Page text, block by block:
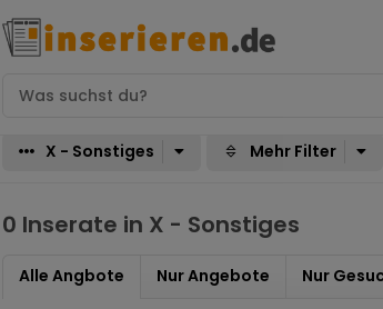
X - Sonstiges Mehr Filter
0 Inserate in X - Sonstiges
Alle Angbote Nur Angebote Nur